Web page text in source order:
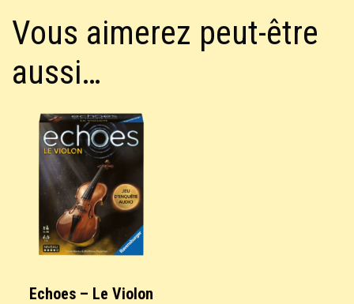
Vous aimerez peut-être
aussi…
Echoes – Le Violon